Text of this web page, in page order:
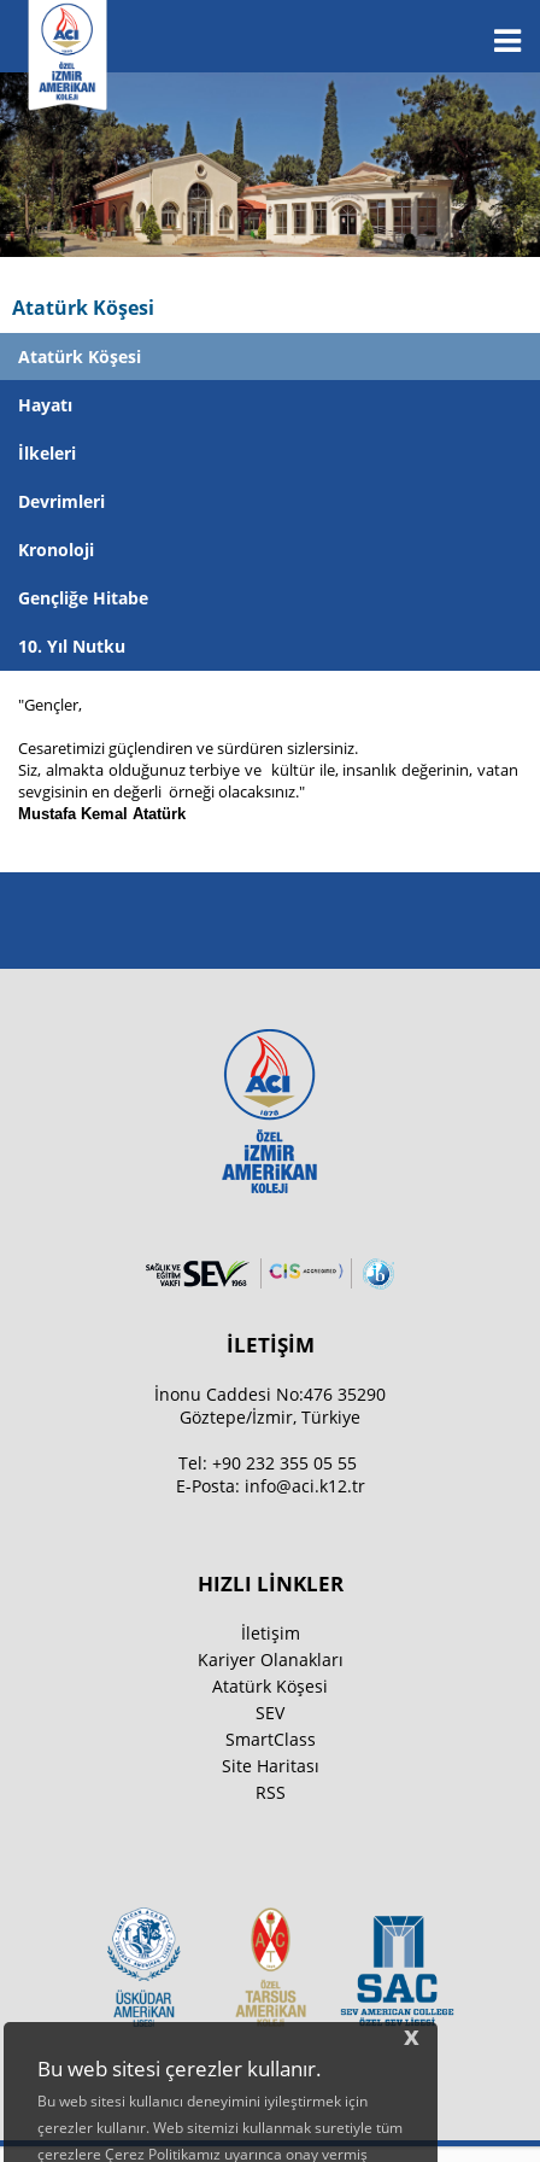
x
Bu web sitesi çerezler kullanır.
Bu web sitesi kullanıcı deneyimini iyileştirmek için
çerezler kullanır. Web sitemizi kullanmak suretiyle tüm
çerezlere Çerez Politikamız uyarınca onay vermiş
Atatürk Köşesi
Atatürk Köşesi
Hayatı
İlkeleri
Devrimleri
Kronoloji
Gençliğe Hitabe
10. Yıl Nutku
"Gençler,
Cesaretimizi güçlendiren ve sürdüren sizlersiniz.
Siz, almakta olduğunuz terbiye ve kültür ile, insanlık değerinin, vatan
sevgisinin en değerli örneği olacaksınız."
Mustafa Kemal Atatürk
İLETİŞİM
İnonu Caddesi No:476 35290
Göztepe/İzmir, Türkiye
Tel: +90 232 355 05 55
E-Posta: info@aci.k12.tr
HIZLI LİNKLER
İletişim
Kariyer Olanakları
Atatürk Köşesi
SEV
SmartClass
Site Haritası
RSS